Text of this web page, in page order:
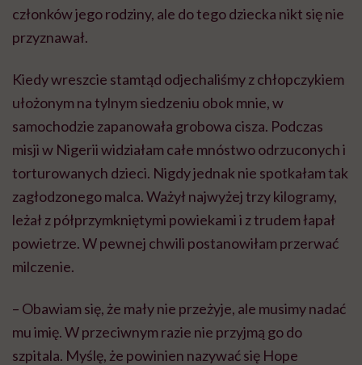
członków jego rodziny, ale do tego dziecka nikt się nie
przyznawał.
Kiedy wreszcie stamtąd odjechaliśmy z chłopczykiem
ułożonym na tylnym siedzeniu obok mnie, w
samochodzie zapanowała grobowa cisza. Podczas
misji w Nigerii widziałam całe mnóstwo odrzuconych i
torturowanych dzieci. Nigdy jednak nie spotkałam tak
zagłodzonego malca. Ważył najwyżej trzy kilogramy,
leżał z półprzymkniętymi powiekami i z trudem łapał
powietrze. W pewnej chwili postanowiłam przerwać
milczenie.
– Obawiam się, że mały nie przeżyje, ale musimy nadać
mu imię. W przeciwnym razie nie przyjmą go do
szpitala. Myślę, że powinien nazywać się Hope